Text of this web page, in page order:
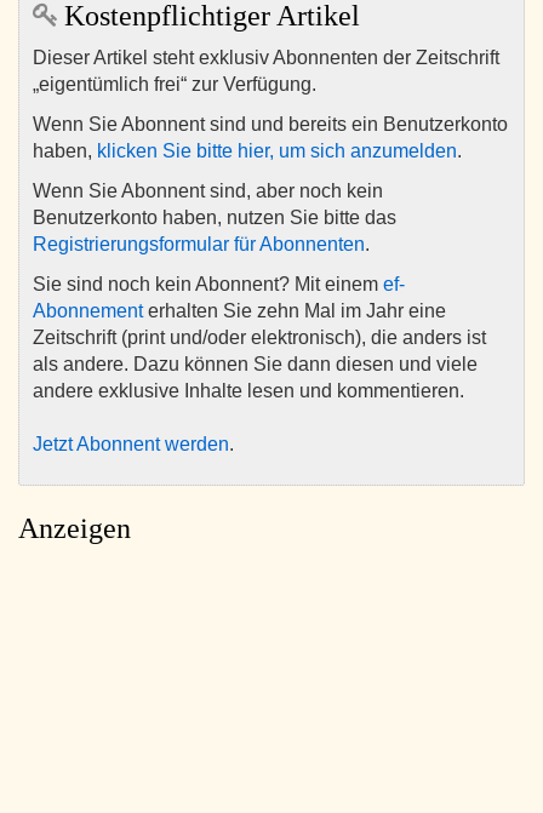
Kostenpflichtiger Artikel
Dieser Artikel steht exklusiv Abonnenten der Zeitschrift
„eigentümlich frei“ zur Verfügung.
Wenn Sie Abonnent sind und bereits ein Benutzerkonto
haben, klicken Sie bitte hier, um sich anzumelden.
Wenn Sie Abonnent sind, aber noch kein
Benutzerkonto haben, nutzen Sie bitte das
Registrierungsformular für Abonnenten.
Sie sind noch kein Abonnent? Mit einem ef-
Abonnementerhalten Sie zehn Mal im Jahr eine
Zeitschrift (print und/oder elektronisch), die anders ist
als andere. Dazu können Sie dann diesen und viele
andere exklusive Inhalte lesen und kommentieren.
Jetzt Abonnent werden.
Anzeigen